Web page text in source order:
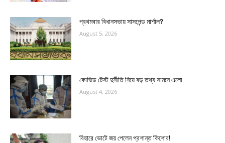
প্রথমবার বিধানসভায় সাসপেন্ড মার্শাল?
August 5, 2026
কোভিড টেস্ট দুর্নীতি নিয়ে বড় তথ্য সামনে এলো
August 4, 2026
বিহারে ভোটে জয় পেলেন প্রশান্ত কিশোর!